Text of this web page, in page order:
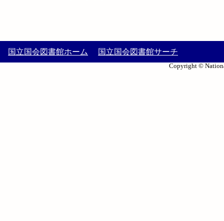
国立国会図書館ホーム 国立国会図書館サーチ
Copyright ©